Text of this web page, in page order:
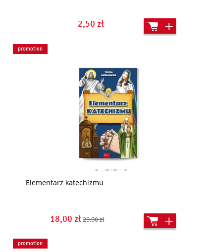
2,50 zł
Elementarz katechizmu
18,00 zł29,90 zł
promotion
promotion